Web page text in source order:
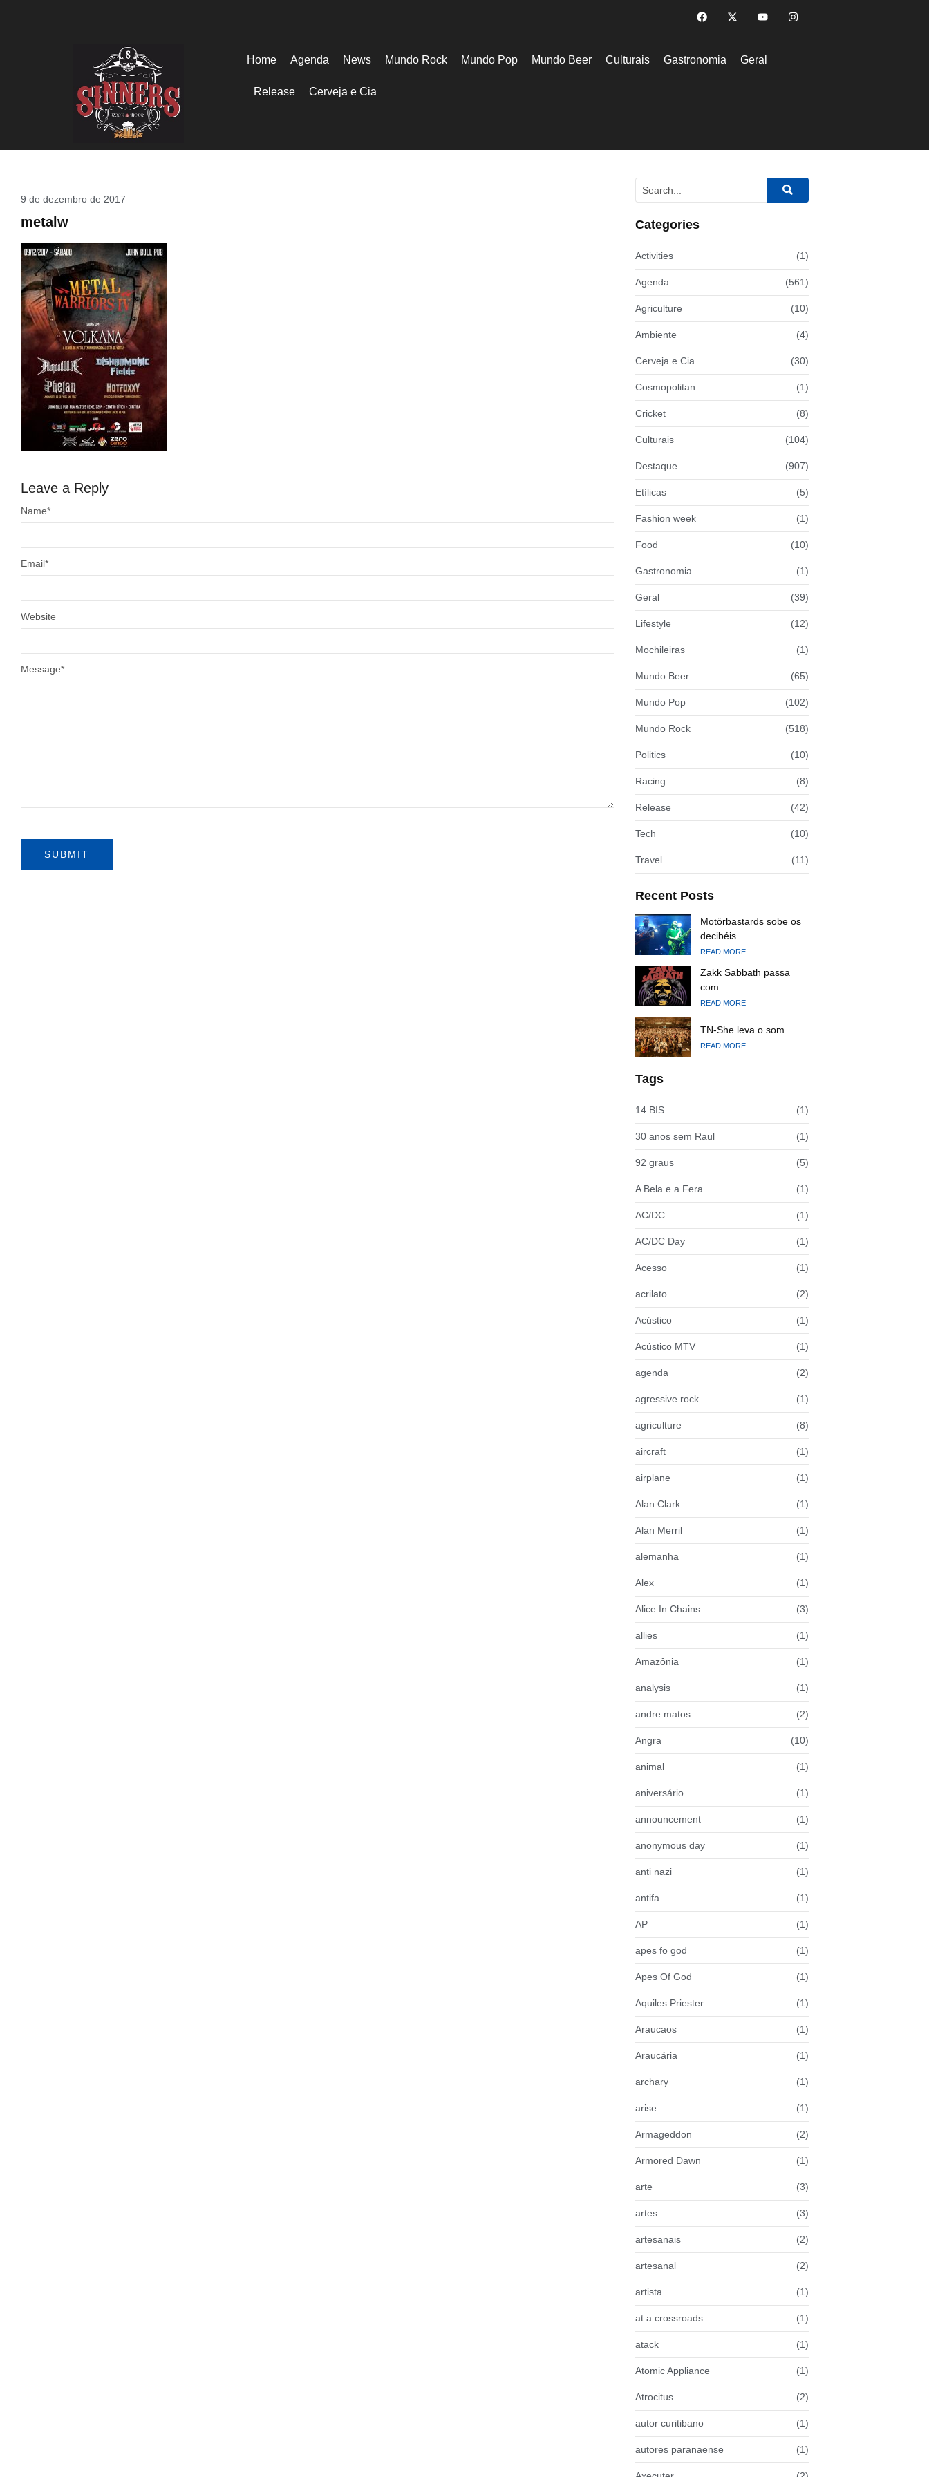
Home Agenda News Mundo Rock Mundo Pop Mundo Beer Culturais Gastronomia Geral
Release Cerveja e Cia
9 de dezembro de 2017
metalw
Leave a Reply
Message*
Name*
Email*
Website
Categories
Activities (1)
Agenda (561)
Agriculture (10)
Ambiente (4)
Cerveja e Cia (30)
Cosmopolitan (1)
Cricket (8)
Culturais (104)
Destaque (907)
Etílicas (5)
Fashion week (1)
Food (10)
Gastronomia (1)
Geral (39)
Lifestyle (12)
Mochileiras (1)
Mundo Beer (65)
Mundo Pop (102)
Mundo Rock (518)
Politics (10)
Racing (8)
Release (42)
Tech (10)
Travel (11)
Recent Posts
Motörbastards sobe os
decibéis…
READ MORE
Zakk Sabbath passa
com…
READ MORE
TN-She leva o som…
READ MORE
Tags
14 BIS (1)
30 anos sem Raul (1)
92 graus (5)
A Bela e a Fera (1)
AC/DC (1)
AC/DC Day (1)
Acesso (1)
acrilato (2)
Acústico (1)
Acústico MTV (1)
agenda (2)
agressive rock (1)
agriculture (8)
aircraft (1)
airplane (1)
Alan Clark (1)
Alan Merril (1)
alemanha (1)
Alex (1)
Alice In Chains (3)
allies (1)
Amazônia (1)
analysis (1)
andre matos (2)
Angra (10)
animal (1)
aniversário (1)
announcement (1)
anonymous day (1)
anti nazi (1)
antifa (1)
AP (1)
apes fo god (1)
Apes Of God (1)
Aquiles Priester (1)
Araucaos (1)
Araucária (1)
archary (1)
arise (1)
Armageddon (2)
Armored Dawn (1)
arte (3)
artes (3)
artesanais (2)
artesanal (2)
artista (1)
at a crossroads (1)
atack (1)
Atomic Appliance (1)
Atrocitus (2)
autor curitibano (1)
autores paranaense (1)